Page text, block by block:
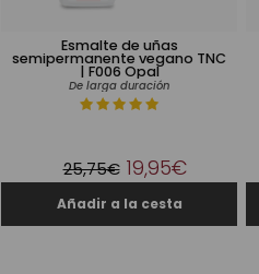
Esmalte de uñas
semipermanente vegano TNC
| F006 Opal
De larga duración
25,75€ 19,95€